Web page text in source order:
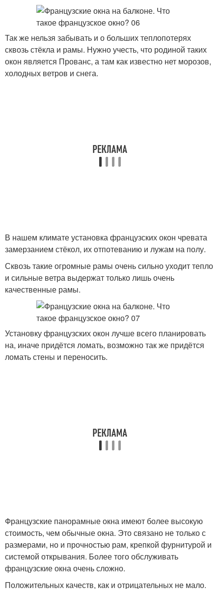
Так же нельзя забывать и о больших теплопотерях
сквозь стёкла и рамы. Нужно учесть, что родиной таких
окон является Прованс, а там как известно нет морозов,
холодных ветров и снега.
В нашем климате установка французских окон чревата
замерзанием стёкол, их отпотеванию и лужам на полу.
Сквозь такие огромные рамы очень сильно уходит тепло
и сильные ветра выдержат только лишь очень
качественные рамы.
Установку французских окон лучше всего планировать
на, иначе придётся ломать, возможно так же придётся
ломать стены и переносить.
Французские панорамные окна имеют более высокую
стоимость, чем обычные окна. Это связано не только с
размерами, но и прочностью рам, крепкой фурнитурой и
системой открывания. Более того обслуживать
французские окна очень сложно.
Положительных качеств, как и отрицательных не мало.